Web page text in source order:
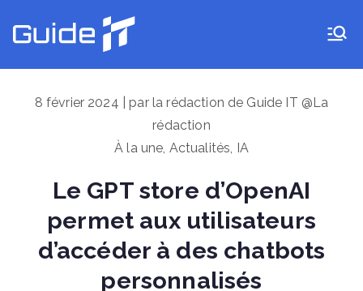
au
8 février 2024 | par la rédaction de Guide IT @La
rédaction
À la une, Actualités, IA
Le GPT store d’OpenAI
permet aux utilisateurs
d’accéder à des chatbots
personnalisés